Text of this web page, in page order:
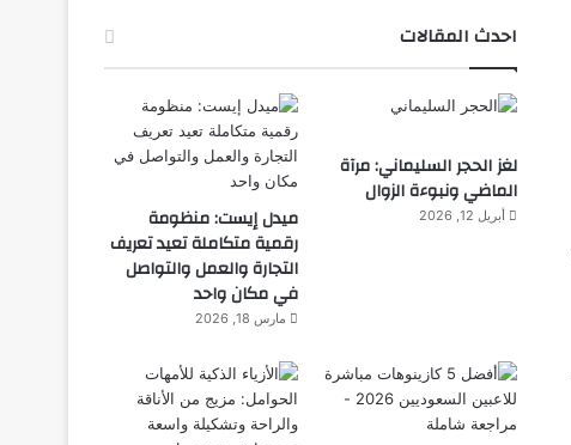
احدث المقالات
لغز الحجر السليماني: مرآة
الماضي ونبوءة الزوال
أبريل 12, 2026
ميدل إيست: منظومة
رقمية متكاملة تعيد تعريف
التجارة والعمل والتواصل
في مكان واحد
مارس 18, 2026